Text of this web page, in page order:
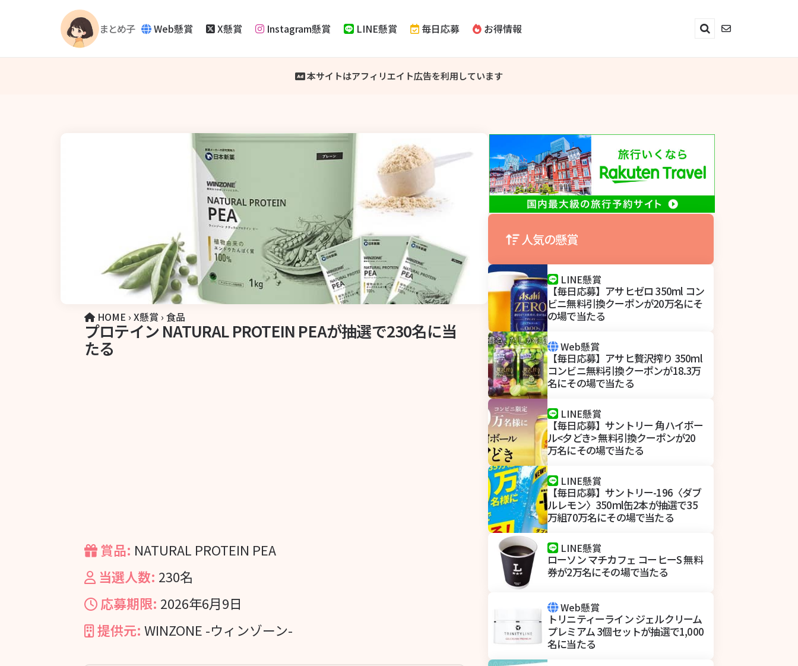
まとめ子 Web懸賞 X懸賞 Instagram懸賞 LINE懸賞 毎日応募 お得情報
本サイトはアフィリエイト広告を利用しています
HOME › X懸賞 › 食品
プロテイン NATURAL PROTEIN PEAが抽選で230名に当
たる
賞品: NATURAL PROTEIN PEA
当選人数: 230名
応募期限: 2026年6月9日
提供元: WINZONE -ウィンゾーン-
人気の懸賞
LINE懸賞
【毎日応募】アサヒゼロ 350ml コン
ビニ無料引換クーポンが20万名にそ
の場で当たる
Web懸賞
【毎日応募】アサヒ贅沢搾り 350ml
コンビニ無料引換クーポンが18.3万
名にその場で当たる
LINE懸賞
【毎日応募】サントリー 角ハイボー
ル<夕どき> 無料引換クーポンが20
万名にその場で当たる
LINE懸賞
【毎日応募】サントリー-196〈ダブ
ルレモン〉350ml缶2本が抽選で35
万組70万名にその場で当たる
LINE懸賞
ローソン マチカフェ コーヒーS 無料
券が2万名にその場で当たる
Web懸賞
トリニティーライン ジェルクリーム
プレミアム 3個セットが抽選で1,000
名に当たる